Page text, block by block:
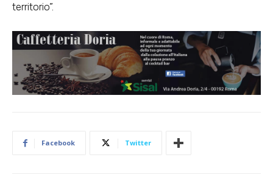
territorio”.
Facebook Twitter